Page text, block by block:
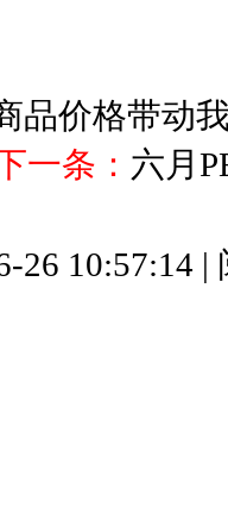
品价格带动
一条： 六月
26 10:57:14